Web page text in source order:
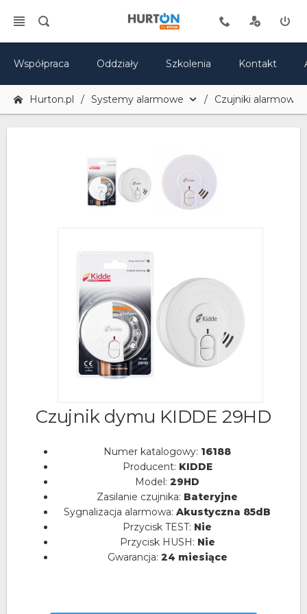
Współpraca Oddziały Szkolenia Kontakt
Hurton.pl Systemy alarmowe Czujniki alarmowe
Czujnik dymu KIDDE 29HD
Numer katalogowy: 16188
Producent: KIDDE
Model: 29HD
Zasilanie czujnika: Bateryjne
Sygnalizacja alarmowa: Akustyczna 85dB
Przycisk TEST: Nie
Przycisk HUSH: Nie
Gwarancja: 24 miesiące